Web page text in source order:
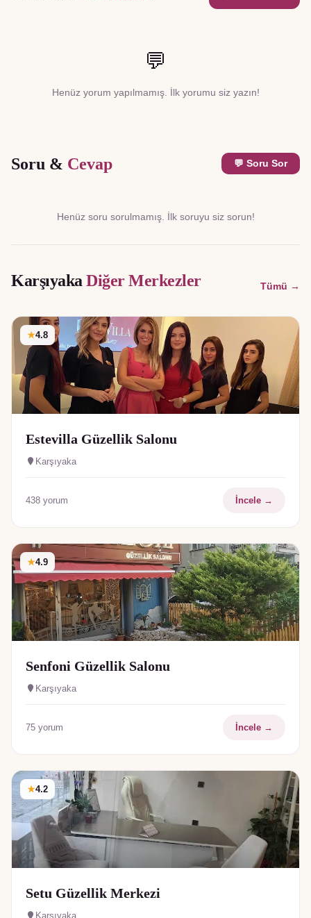
💬
Henüz yorum yapılmamış. İlk yorumu siz yazın!
Soru & Cevap 💬 Soru Sor
Henüz soru sorulmamış. İlk soruyu siz sorun!
Karşıyaka Diğer Merkezler Tümü →
★4.8
Estevilla Güzellik Salonu
Karşıyaka
438 yorum İncele →
★4.9
Senfoni Güzellik Salonu
Karşıyaka
75 yorum İncele →
★4.2
Setu Güzellik Merkezi
Karşıyaka